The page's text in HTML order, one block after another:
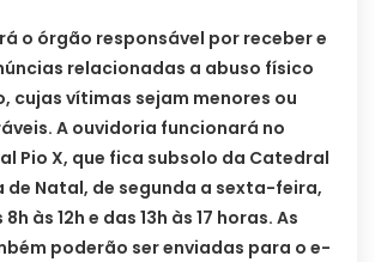
o órgão responsável por receber e
relacionadas a abuso físico
cujas vítimas sejam menores ou
A ouvidoria funcionará no
Pio X, que fica subsolo da Catedral
Natal, de segunda a sexta-feira,
às 12h e das 13h às 17 horas. As
poderão ser enviadas para o e-